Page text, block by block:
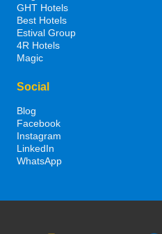
GHT Hotels
Best Hotels
Estival Group
4R Hotels
Magic
Social
Blog
Facebook
Instagram
LinkedIn
WhatsApp